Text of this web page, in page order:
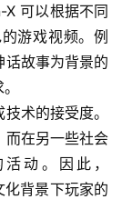
X 可以根据不同
游戏视频。例
故事为背景的
术的接受度。
而在另一些社会
动。因此，
背景下玩家的